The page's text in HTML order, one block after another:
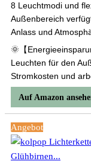
8 Leuchtmodi und
Außenbereich
Anlass und
🌞【
Leuchten für den
Stromkosten und
Auf Amazon
Angebot